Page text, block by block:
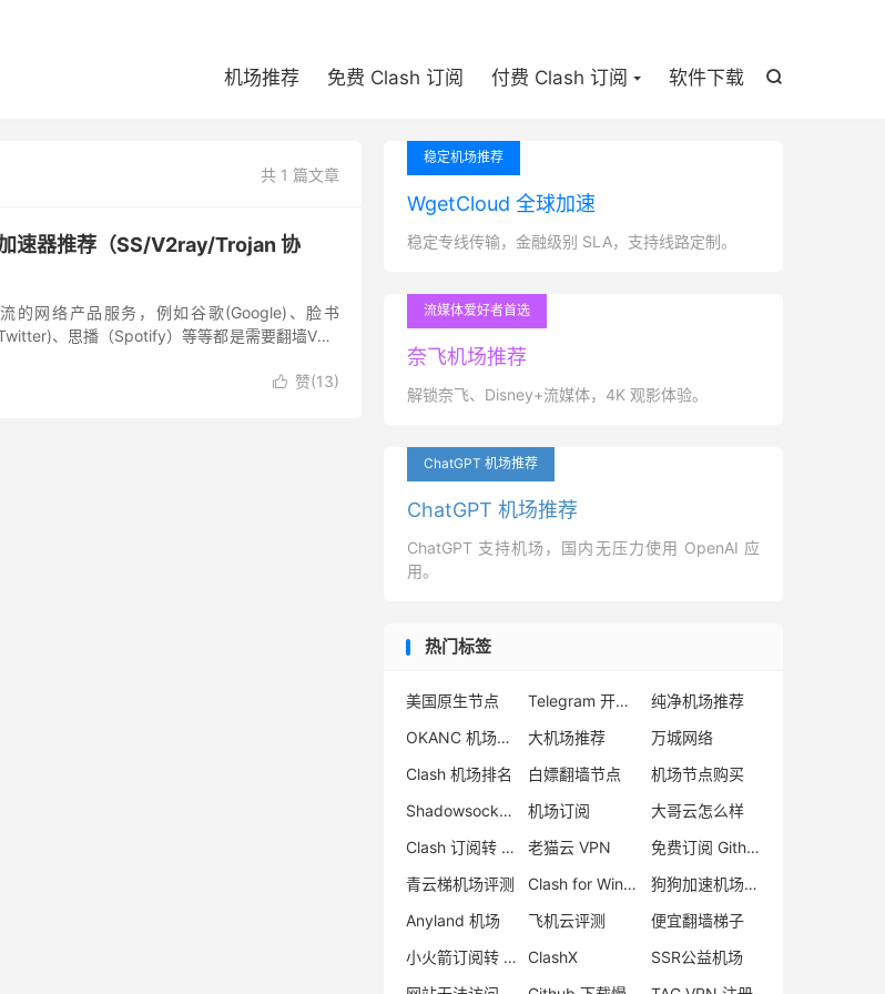

机场推荐 免费 Clash 订阅 付费 Clash 订阅 软件下载
共 1 篇文章
速器推荐（SS/V2ray/Trojan 协
的网络产品服务，例如谷歌(Google)、脸书
、思播（Spotify）等等都是需要翻墙VPN
 赞(13)
稳定机场推荐
WgetCloud 全球加速
稳定专线传输，金融级别 SLA，支持线路定制。
流媒体爱好者首选
奈飞机场推荐
解锁奈飞、Disney+流媒体，4K 观影体验。
ChatGPT 机场推荐
ChatGPT 机场推荐
ChatGPT 支持机场，国内无压力使用 OpenAI 应
用。
热门标签
美国原生节点 Telegram 开车群
纯净机场推荐
OKANC 机场评测
大机场推荐
万城网络
Clash 机场排名
白嫖翻墙节点
机场节点购买
Shadowsocks 机场
机场订阅
大哥云怎么样
Clash 订阅转 sing-box
老猫云 VPN
免费订阅 Github
青云梯机场评测
Clash for Windows 类似
狗狗加速机场怎么样
Anyland 机场
飞机云评测
便宜翻墙梯子
小火箭订阅转 sing-box
ClashX
SSR公益机场